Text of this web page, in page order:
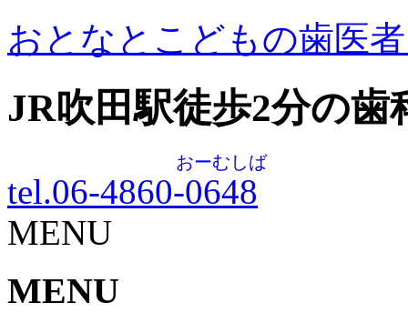
おとなとこどもの歯医
JR吹田駅徒歩2分の歯
tel.06-4860-0648
おーむしば
MENU
MENU